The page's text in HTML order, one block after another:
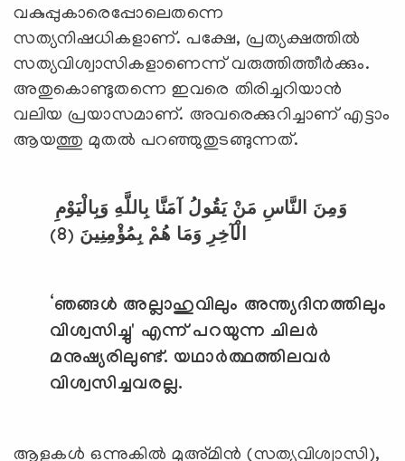
വകുപ്പുകാരെപ്പോലെതന്നെ
സത്യനിഷധികളാണ്. പക്ഷേ, പ്രത്യക്ഷത്തില്‍
സത്യവിശ്വാസികളാണെന്ന് വരുത്തിത്തീര്‍ക്കും.
അതുകൊണ്ടുതന്നെ ഇവരെ തിരിച്ചറിയാന്‍
വലിയ പ്രയാസമാണ്. അവരെക്കുറിച്ചാണ് എട്ടാം
ആയത്തു മുതല്‍ പറഞ്ഞുതുടങ്ങുന്നത്.
وَمِنَ النَّاسِ مَنْ يَقُولُ آمَنَّا بِاللَّهِ وَبِالْيَوْمِ
الْآخِرِ وَمَا هُمْ بِمُؤْمِنِينَ (8)
ഞങ്ങള്‍ അല്ലാഹുവിലും അന്ത്യദിനത്തിലും
വിശ്വസിച്ചു' എന്ന് പറയുന്ന ചിലര്‍
മനുഷ്യരിലുണ്ട്. യഥാര്‍ത്ഥത്തിലവര്‍
വിശ്വസിച്ചവരല്ല.
ആളുകള്‍ ഒന്നുകില്‍ മുഅ്മിന്‍ (സത്യവിശ്വാസി),